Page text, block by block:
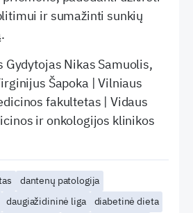
ir sumažinti sunkių
Gydytojas Nikas Samuolis,
Šapoka | Vilniaus
fakultetas | Vidaus
ir onkologijos klinikos
dantenų patologija
daugiažidininė liga diabetinė dieta